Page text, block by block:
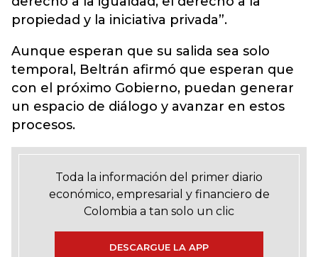
propiedad y la iniciativa privada”.
Aunque esperan que su salida sea solo
temporal, Beltrán afirmó que esperan que
con el próximo Gobierno, puedan generar
un espacio de diálogo y avanzar en estos
procesos.
Toda la información del primer diario
económico, empresarial y financiero de
Colombia a tan solo un clic
DESCARGUE LA APP